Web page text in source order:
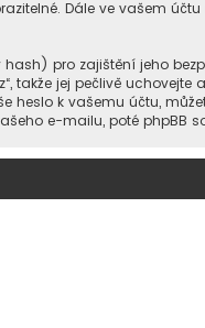
Dále ve vašem
pro zajištění jeho
takže jej pečlivě
heslo k vašemu účtu,
e-mailu, poté phpBB